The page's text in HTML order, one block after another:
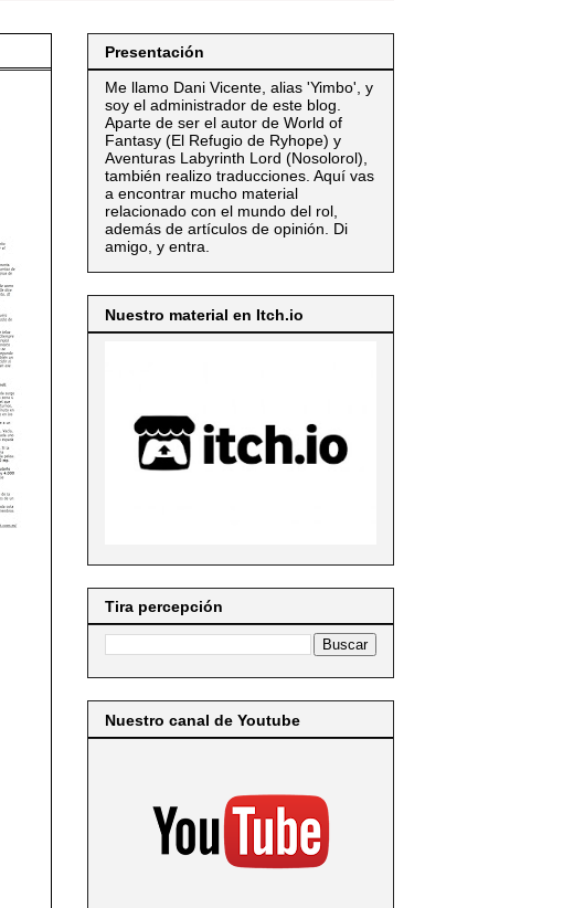
Presentación
Me llamo Dani Vicente, alias 'Yimbo', y
soy el administrador de este blog.
Aparte de ser el autor de World of
Fantasy (El Refugio de Ryhope) y
Aventuras Labyrinth Lord (Nosolorol),
también realizo traducciones. Aquí vas
a encontrar mucho material
relacionado con el mundo del rol,
además de artículos de opinión. Di
amigo, y entra.
Nuestro material en Itch.io
Tira percepción
Nuestro canal de Youtube